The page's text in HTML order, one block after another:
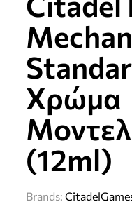
Χρώμα
(12ml)
Brands:Citadel